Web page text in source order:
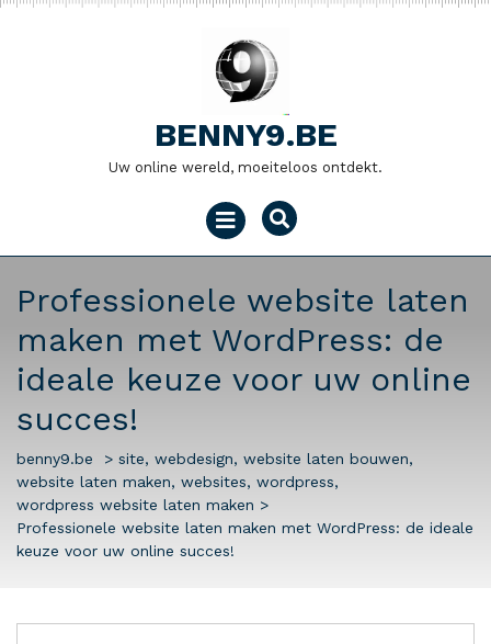
Naar
BENNY9.BE
Uw online wereld, moeiteloos ontdekt.
Menu
openen
Professionele website laten
maken met WordPress: de
ideale keuze voor uw online
succes!
benny9.be > site, webdesign, website laten bouwen,
website laten maken, websites, wordpress,
wordpress website laten maken >
Professionele website laten maken met WordPress: de ideale
keuze voor uw online succes!